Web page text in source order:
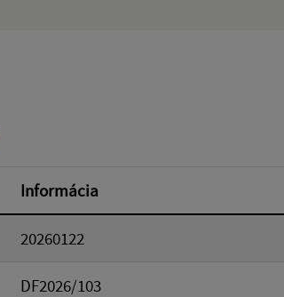
Informácia
20260122
DF2026/103